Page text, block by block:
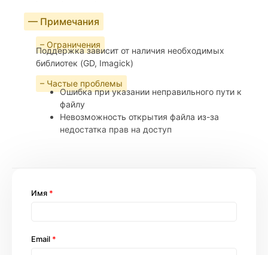
— Примечания
– Ограничения
Поддержка зависит от наличия необходимых
библиотек (GD, Imagick)
– Частые проблемы
Ошибка при указании неправильного пути к
файлу
Невозможность открытия файла из-за
недостатка прав на доступ
Имя *
Email *